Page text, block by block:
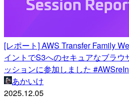
[レポート] AWS Transfer Family
イントでS3へのセキュアなブラウ
ッションに参加しました
あかいけ
2025.12.05